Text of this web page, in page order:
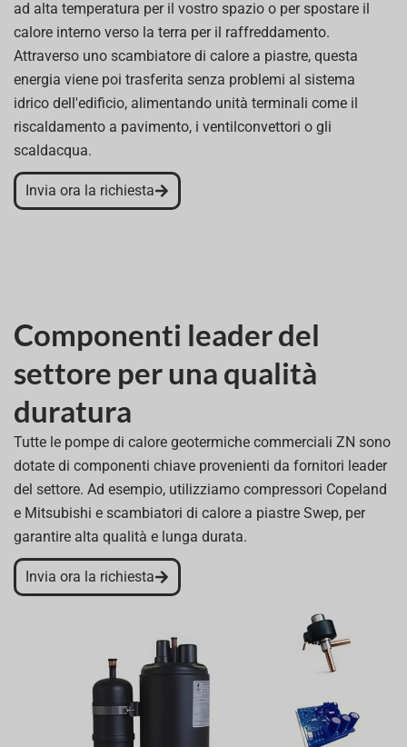
ad alta temperatura per il vostro spazio o per spostare il
calore interno verso la terra per il raffreddamento.
Attraverso uno scambiatore di calore a piastre, questa
energia viene poi trasferita senza problemi al sistema
idrico dell'edificio, alimentando unità terminali come il
riscaldamento a pavimento, i ventilconvettori o gli
scaldacqua.
Invia ora la richiesta
Componenti leader del
settore per una qualità
duratura
Tutte le pompe di calore geotermiche commerciali ZN sono
dotate di componenti chiave provenienti da fornitori leader
del settore. Ad esempio, utilizziamo compressori Copeland
e Mitsubishi e scambiatori di calore a piastre Swep, per
garantire alta qualità e lunga durata.
Invia ora la richiesta